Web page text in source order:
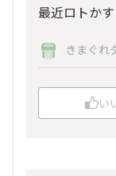
最近ロトか
きまぐれ
い